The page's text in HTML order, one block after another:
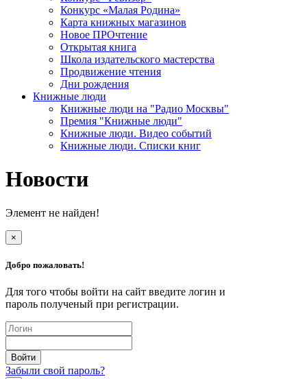
Конкурс «Малая Родина»
Карта книжных магазинов
Новое ПРОчтение
Открытая книга
Школа издательского мастерства
Продвижение чтения
Дни рождения
Книжные люди
Книжные люди на "Радио Москвы"
Премия "Книжные люди"
Книжные люди. Видео событий
Книжные люди. Списки книг
Новости
Элемент не найден!
×
Добро пожаловать!
Для того чтобы войти на сайт введите логин и
пароль полученый при регистрации.
Забыли свой пароль?